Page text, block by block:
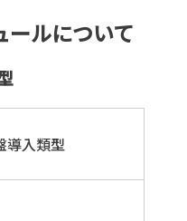
ールについて
導入類型